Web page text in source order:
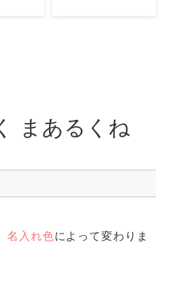
まあるくね
名入れ色によって変わりま